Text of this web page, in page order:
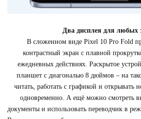
Два дисплея для любых
В сложенном виде Pixel 10 Pro Fold
контрастный экран с плавной
ежедневных действиях. Раскрытое
планшет с диагональю 8 дюймов – на
читать, работать с графикой и открывать
одновременно. А ещё можно смотреть
документы и использовать переводчик в